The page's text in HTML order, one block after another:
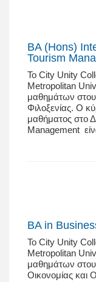
BA (Hons)
Tourism
Το City Unity
Metropolitan
μαθημάτων
Φιλοξενίας. O
μαθήματος στο
Management
BA in
Το City Unity
Metropolitan
μαθημάτων
Οικονομίας και